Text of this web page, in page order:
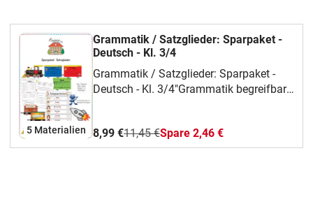
5 Materialien
Grammatik / Satzglieder: Sparpaket -
Deutsch - Kl. 3/4
Grammatik / Satzglieder: Sparpaket -
Deutsch - Kl. 3/4"Grammatik begreifbar
bestimmen" ist einer der absolut
wichtigsten Schwerpunkte im
8,99 €11,45 €Spare 2,46 €